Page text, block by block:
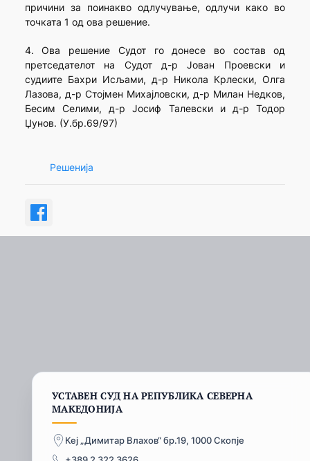
причини за поинакво одлучување, одлучи како во
точката 1 од ова решение.
4. Ова решение Судот го донесе во состав од
претседателот на Судот д-р Јован Проевски и
судиите Бахри Исљами, д-р Никола Крлески, Олга
Лазова, д-р Стојмен Михајловски, д-р Милан Недков,
Бесим Селими, д-р Јосиф Талевски и д-р Тодор
Џунов. (У.бр.69/97)
Решенија
УСТАВЕН СУД НА РЕПУБЛИКА СЕВЕРНА
МАКЕДОНИЈА
Кеј „Димитар Влахов“ бр.19, 1000 Скопје